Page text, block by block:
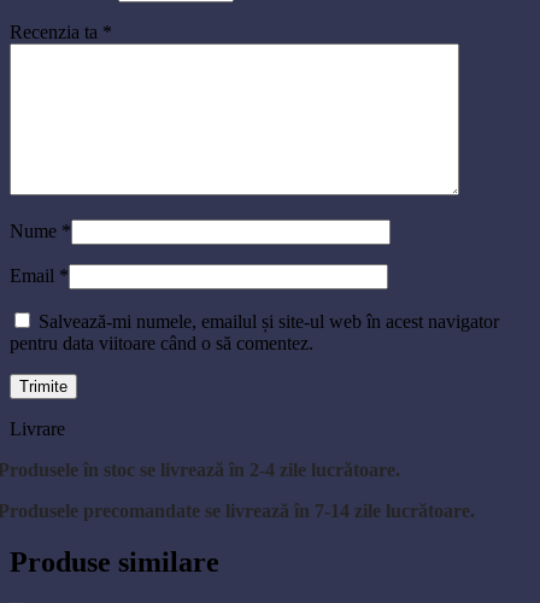
Recenzia ta *
Nume *
Email *
Salvează-mi numele, emailul și site-ul web în acest navigator
pentru data viitoare când o să comentez.
Livrare
în stoc se livrează în 2-4 zile lucrătoare.
precomandate se livrează în 7-14 zile lucrătoare.
Produse similare